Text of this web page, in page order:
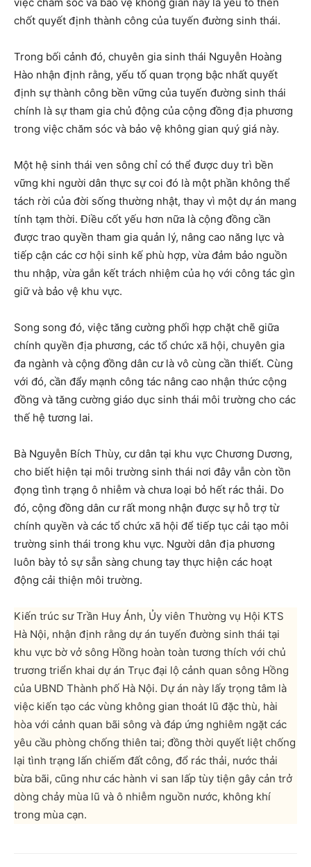
chốt quyết định thành công của tuyến đường sinh thái.
Trong bối cảnh đó, chuyên gia sinh thái Nguyễn Hoàng
Hào nhận định rằng, yếu tố quan trọng bậc nhất quyết
định sự thành công bền vững của tuyến đường sinh thái
chính là sự tham gia chủ động của cộng đồng địa phương
trong việc chăm sóc và bảo vệ không gian quý giá này.
Một hệ sinh thái ven sông chỉ có thể được duy trì bền
vững khi người dân thực sự coi đó là một phần không thể
tách rời của đời sống thường nhật, thay vì một dự án mang
tính tạm thời. Điều cốt yếu hơn nữa là cộng đồng cần
được trao quyền tham gia quản lý, nâng cao năng lực và
tiếp cận các cơ hội sinh kế phù hợp, vừa đảm bảo nguồn
thu nhập, vừa gắn kết trách nhiệm của họ với công tác gìn
giữ và bảo vệ khu vực.
Song song đó, việc tăng cường phối hợp chặt chẽ giữa
chính quyền địa phương, các tổ chức xã hội, chuyên gia
đa ngành và cộng đồng dân cư là vô cùng cần thiết. Cùng
với đó, cần đẩy mạnh công tác nâng cao nhận thức cộng
đồng và tăng cường giáo dục sinh thái môi trường cho các
thế hệ tương lai.
Bà Nguyễn Bích Thùy, cư dân tại khu vực Chương Dương,
cho biết hiện tại môi trường sinh thái nơi đây vẫn còn tồn
đọng tình trạng ô nhiễm và chưa loại bỏ hết rác thải. Do
đó, cộng đồng dân cư rất mong nhận được sự hỗ trợ từ
chính quyền và các tổ chức xã hội để tiếp tục cải tạo môi
trường sinh thái trong khu vực. Người dân địa phương
luôn bày tỏ sự sẵn sàng chung tay thực hiện các hoạt
động cải thiện môi trường.
Kiến trúc sư Trần Huy Ánh, Ủy viên Thường vụ Hội KTS
Hà Nội, nhận định rằng dự án tuyến đường sinh thái tại
khu vực bờ vở sông Hồng hoàn toàn tương thích với chủ
trương triển khai dự án Trục đại lộ cảnh quan sông Hồng
của UBND Thành phố Hà Nội. Dự án này lấy trọng tâm là
việc kiến tạo các vùng không gian thoát lũ đặc thù, hài
hòa với cảnh quan bãi sông và đáp ứng nghiêm ngặt các
yêu cầu phòng chống thiên tai; đồng thời quyết liệt chống
lại tình trạng lấn chiếm đất công, đổ rác thải, nước thải
bừa bãi, cũng như các hành vi san lấp tùy tiện gây cản trở
dòng chảy mùa lũ và ô nhiễm nguồn nước, không khí
trong mùa cạn.